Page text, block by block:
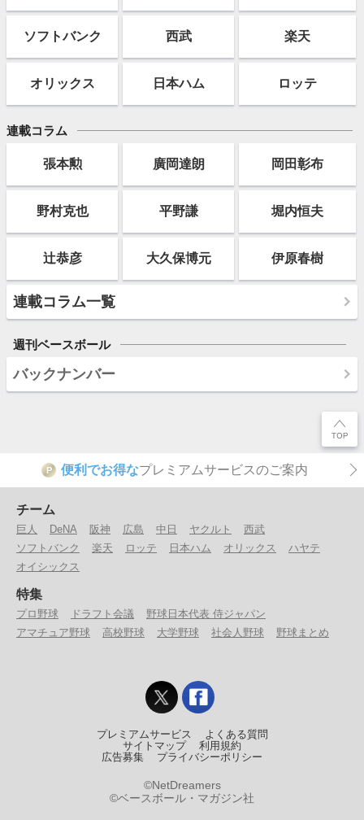
ソフト バンク 西武 楽天
オリックス 日本ハム ロッテ
連載コラム
張本勲 廣岡達朗 岡田彰布
野村克也 平野謙 堀内恒夫
辻恭彦 大久保博元 伊原春樹
連載コラム一覧
週刊ベースボール
バックナンバー
P 便利でお得なプレミアムサービスのご案内
チーム
巨人 DeNA 阪神 広島 中日 ヤクルト
西武
ソフトバンク
楽天 ロッテ 日本ハム オリックス
ハヤテ
オイシックス
特集
プロ野球 ドラフト会議
野球日本代表 侍ジャパン
アマチュア野球
高校野球 大学野球 社会人野球 野球まとめ
プレミアムサービス
よくある質問
サイトマップ
利用規約
広告募集
プライバシーポリシー
©NetDreamers
©ベースボール・マガジン社